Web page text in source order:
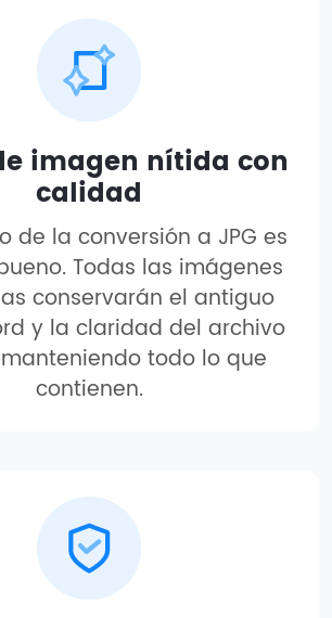
imagen nítida con
calidad
de la conversión a JPG es
Todas las imágenes
conservarán el antiguo
y la claridad del archivo
todo lo que
contienen.